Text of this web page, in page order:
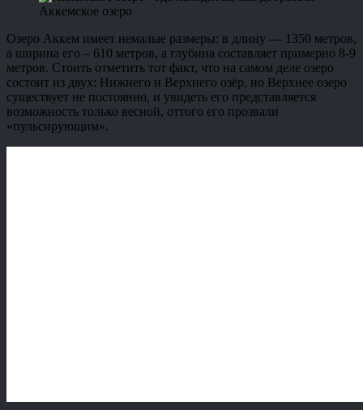
Аккемское озеро
Озеро Аккем имеет немалые размеры: в длину — 1350 метров,
а ширина его – 610 метров, а глубина составляет примерно 8-9
метров. Стоить отметить тот факт, что на самом деле озеро
состоит из двух: Нижнего и Верхнего озёр, но Верхнее озеро
существует не постоянно, и увидеть его представляется
возможность только весной, оттого его прозвали
«пульсирующим».